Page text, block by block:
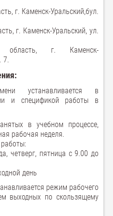
г. Каменск-Уральский,бул.
г. Каменск-Уральский, ул.
область, г. Каменск-
7.
устанавливается в
и спецификой работы в
в учебном процессе,
рабочая неделя.
четверг, пятница с 9.00 до
день
режим рабочего
выходных по скользящему